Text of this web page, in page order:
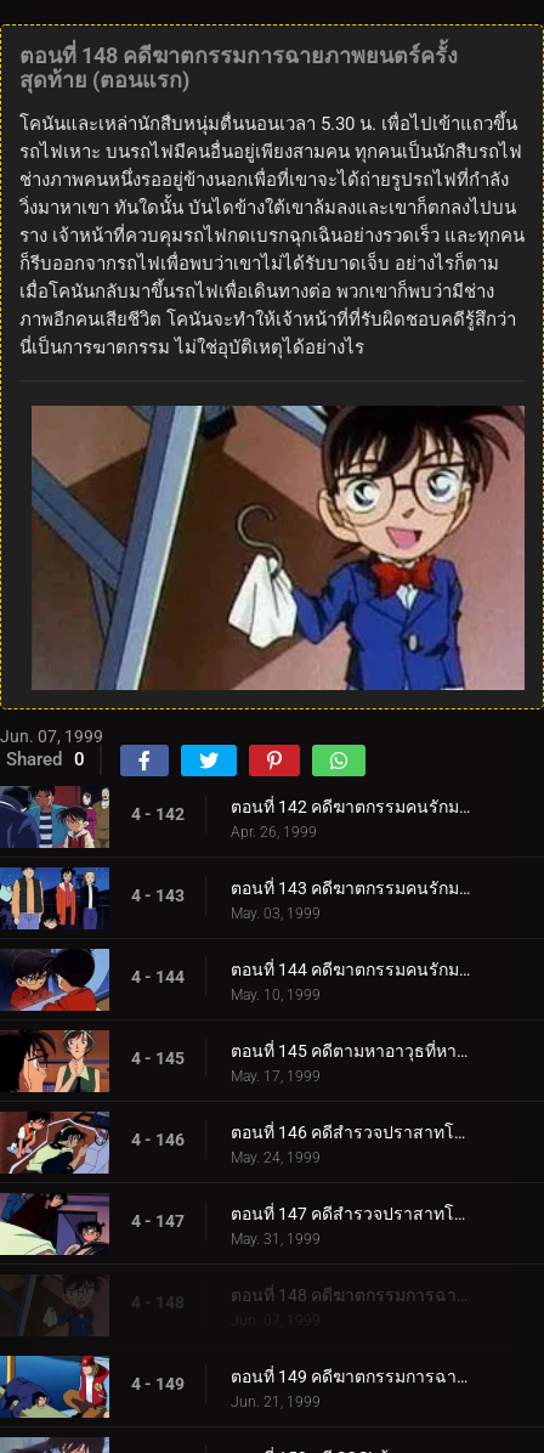
ตอนที่ 148 คดีฆาตกรรมการฉายภาพยนตร์ครั้ง
สุดท้าย (ตอนแรก)
โคนันและเหล่านักสืบหนุ่มตื่นนอนเวลา 5.30 น. เพื่อไปเข้าแถวขึ้น
รถไฟเหาะ บนรถไฟมีคนอื่นอยู่เพียงสามคน ทุกคนเป็นนักสืบรถไฟ
ช่างภาพคนหนึ่งรออยู่ข้างนอกเพื่อที่เขาจะได้ถ่ายรูปรถไฟที่กำลัง
วิ่งมาหาเขา ทันใดนั้น บันไดข้างใต้เขาล้มลงและเขาก็ตกลงไปบน
ราง เจ้าหน้าที่ควบคุมรถไฟกดเบรกฉุกเฉินอย่างรวดเร็ว และทุกคน
ก็รีบออกจากรถไฟเพื่อพบว่าเขาไม่ได้รับบาดเจ็บ อย่างไรก็ตาม
เมื่อโคนันกลับมาขึ้นรถไฟเพื่อเดินทางต่อ พวกเขาก็พบว่ามีช่าง
ภาพอีกคนเสียชีวิต โคนันจะทำให้เจ้าหน้าที่ที่รับผิดชอบคดีรู้สึกว่า
นี่เป็นการฆาตกรรม ไม่ใช่อุบัติเหตุได้อย่างไร
Jun. 07, 1999
Shared 0
4 - 142 ตอนที่ 142 คดีฆาตกรรมคนรักมายากล (ภาคคดี)
Apr. 26, 1999
4 - 143 ตอนที่ 143 คดีฆาตกรรมคนรักมายากล (ภาคสงสัย)
May. 03, 1999
4 - 144 ตอนที่ 144 คดีฆาตกรรมคนรักมายากล (ภาคไขคดี)
May. 10, 1999
4 - 145 ตอนที่ 145 คดีตามหาอาวุธที่หายไป
May. 17, 1999
4 - 146 ตอนที่ 146 คดีสำรวจปราสาทโบราณ (ตอนแรก)
May. 24, 1999
4 - 147 ตอนที่ 147 คดีสำรวจปราสาทโบราณ (ตอนจบ)
May. 31, 1999
4 - 148 ตอนที่ 148 คดีฆาตกรรมการฉายภาพยนตร์ครั้งสุดท้าย (ตอนแรก)
Jun. 07, 1999
4 - 149 ตอนที่ 149 คดีฆาตกรรมการฉายภาพยนตร์ครั้งสุดท้าย (ตอนจบ)
Jun. 21, 1999